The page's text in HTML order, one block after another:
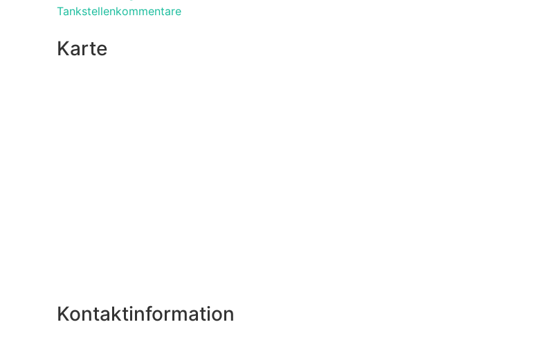
Tankstellenkommentare
Karte
Kontaktinformation